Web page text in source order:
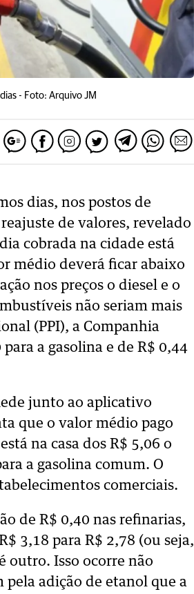
- Foto: Arquivo JM
dias, nos postos de
de valores, revelado
cobrada na cidade está
médio deverá ficar abaixo
nos preços o diesel e o
não seriam mais
(PPI), a Companhia
a gasolina e de R$ 0,44
junto ao aplicativo
que o valor médio pago
na casa dos R$ 5,06 o
a gasolina comum. O
comerciais.
de R$ 0,40 nas refinarias,
3,18 para R$ 2,78 (ou seja,
outro. Isso ocorre não
pela adição de etanol que a